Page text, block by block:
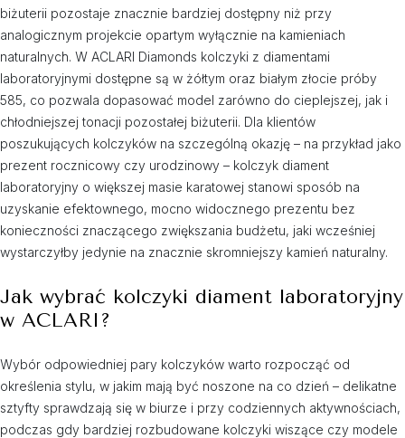
biżuterii pozostaje znacznie bardziej dostępny niż przy
analogicznym projekcie opartym wyłącznie na kamieniach
naturalnych. W ACLARI Diamonds kolczyki z diamentami
laboratoryjnymi dostępne są w żółtym oraz białym złocie próby
585, co pozwala dopasować model zarówno do cieplejszej, jak i
chłodniejszej tonacji pozostałej biżuterii. Dla klientów
poszukujących kolczyków na szczególną okazję – na przykład jako
prezent rocznicowy czy urodzinowy – kolczyk diament
laboratoryjny o większej masie karatowej stanowi sposób na
uzyskanie efektownego, mocno widocznego prezentu bez
konieczności znaczącego zwiększania budżetu, jaki wcześniej
wystarczyłby jedynie na znacznie skromniejszy kamień naturalny.
Jak wybrać kolczyki diament laboratoryjny
w ACLARI?
Wybór odpowiedniej pary kolczyków warto rozpocząć od
określenia stylu, w jakim mają być noszone na co dzień – delikatne
sztyfty sprawdzają się w biurze i przy codziennych aktywnościach,
podczas gdy bardziej rozbudowane kolczyki wiszące czy modele